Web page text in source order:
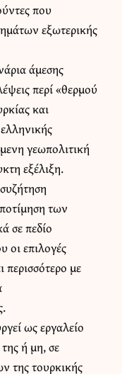
που
εξωτερικής
άμεσης
περί «θερμού
και
γεωπολιτική
εξέλιξη.
των
σε πεδίο
οι επιλογές
περισσότερο με
ως εργαλείο
ή μη, σε
της τουρκικής